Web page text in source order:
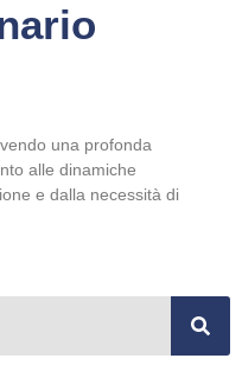
una profonda
alle dinamiche
e dalla necessità di